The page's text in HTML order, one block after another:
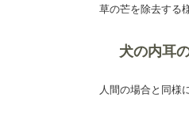
草の芒を除去する
犬の内耳
人間の場合と同様